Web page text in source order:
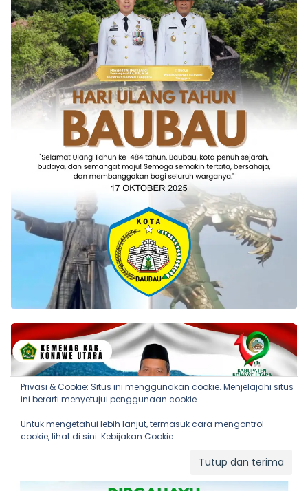
Privasi & Cookie: Situs ini menggunakan cookie. Menjelajahi situs
ini berarti menyetujui penggunaan cookie.
Untuk mengetahui lebih lanjut, termasuk cara mengontrol
cookie, lihat di sini: Kebijakan Cookie